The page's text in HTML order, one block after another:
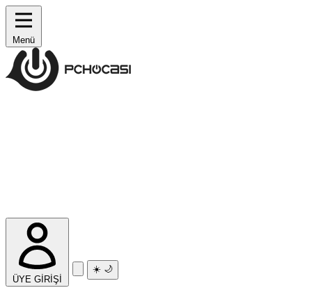
Menü
ÜYE GİRİŞİ
☀️ 🌙